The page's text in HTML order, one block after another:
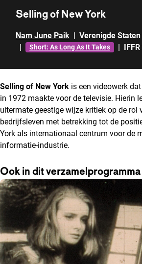
Selling of New York
Nam June Paik | Verenigde Staten
|
Short: As Long As It Takes |
Selling of New York is een videowerk
in 1972 maakte voor de televisie. Hierin
uitermate geestige wijze kritiek op de rol
bedrijfsleven met betrekking tot de
York als internationaal centrum voor de
informatie-industrie.
Ook in dit verzamelprogramma